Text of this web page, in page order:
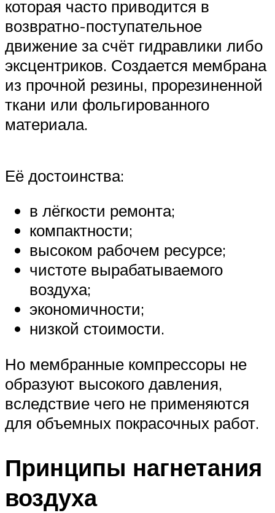
которая часто приводится в
возвратно-поступательное
движение за счёт гидравлики либо
эксцентриков. Создается мембрана
из прочной резины, прорезиненной
ткани или фольгированного
материала.
Её достоинства:
в лёгкости ремонта;
компактности;
высоком рабочем ресурсе;
чистоте вырабатываемого
воздуха;
экономичности;
низкой стоимости.
Но мембранные компрессоры не
образуют высокого давления,
вследствие чего не применяются
для объемных покрасочных работ.
Принципы нагнетания
воздуха